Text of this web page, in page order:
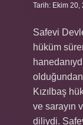
Tarih: Ekim 20,
Safevi
hüküm
Kızılbaş
ve sarayın
diliydi.